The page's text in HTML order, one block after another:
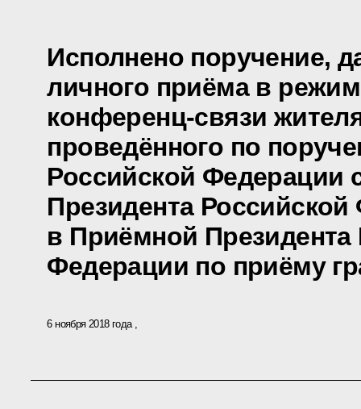
Исполнено поручение,
личного приёма в
конференц-связи
проведённого по
Российской Федерации
Президента
в Приёмной Президента
Федерации по приёму
6 ноября 2018 года